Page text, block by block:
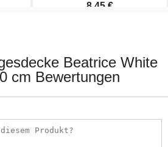
8,45 €
Beatrice White
cm Bewertungen